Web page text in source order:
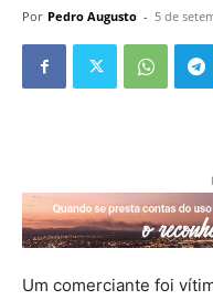
Por Pedro Augusto - 5 de
Um comerciante foi